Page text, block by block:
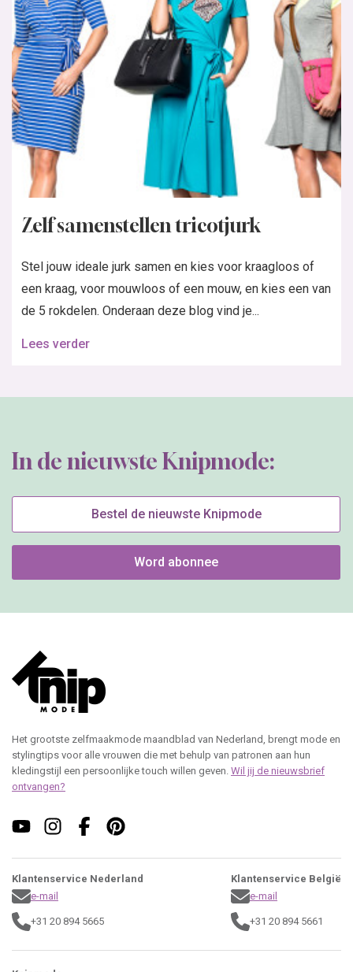
Zelf samenstellen tricotjurk
Stel jouw ideale jurk samen en kies voor kraagloos of
een kraag, voor mouwloos of een mouw, en kies een van
de 5 rokdelen. Onderaan deze blog vind je...
Lees verder
In de nieuwste Knipmode:
Bestel de nieuwste Knipmode
Word abonnee
Het grootste zelfmaakmode maandblad van Nederland, brengt mode en
stylingtips voor alle vrouwen die met behulp van patronen aan hun
kledingstijl een persoonlijke touch willen geven. Wil jij de nieuwsbrief
ontvangen?
Klantenservice Nederland
e-mail
+31 20 894 5665
Klantenservice België
e-mail
+31 20 894 5661